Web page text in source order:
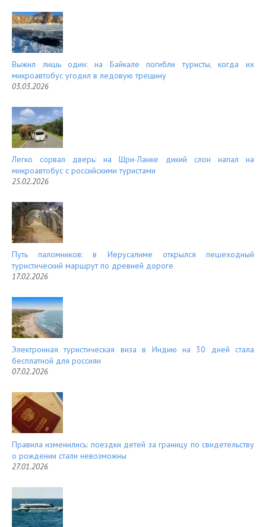
Выжил лишь один: на Байкале погибли туристы, когда их
микроавтобус угодил в ледовую трещину
03.03.2026
Легко сорвал дверь: на Шри-Ланке дикий слон напал на
микроавтобус с российскими туристами
25.02.2026
Путь паломников: в Иерусалиме открылся пешеходный
туристический маршрут по древней дороге
17.02.2026
Электронная туристическая виза в Индию на 30 дней стала
бесплатной для россиян
07.02.2026
Правила изменились: поездки детей за границу по свидетельству
о рождении стали невозможны
27.01.2026